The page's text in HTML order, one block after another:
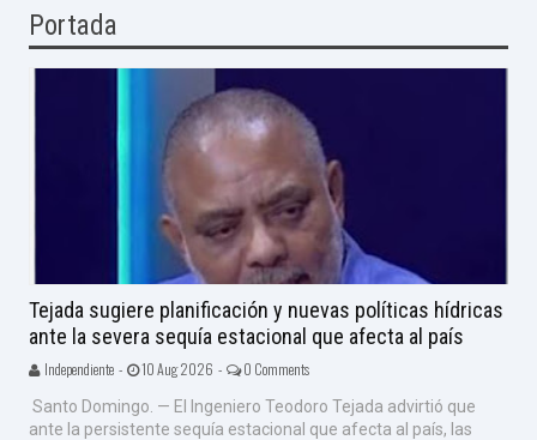
Portada
Tejada sugiere planificación y nuevas políticas hídricas
ante la severa sequía estacional que afecta al país
Independiente - 10 Aug 2026 - 0 Comments
Santo Domingo. — El Ingeniero Teodoro Tejada advirtió que
ante la persistente sequía estacional que afecta al país, las